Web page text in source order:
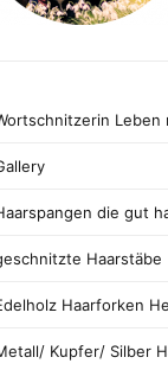
Leben
die gut
Haarstäbe
Haarforken
Kupfer/ Silber